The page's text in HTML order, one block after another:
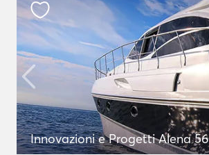
Innovazioni e Progetti Alena 56